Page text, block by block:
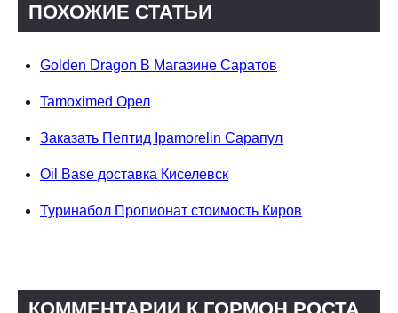
ПОХОЖИЕ СТАТЬИ
Golden Dragon В Магазине Саратов
Tamoximed Орел
Заказать Пептид Ipamorelin Сарапул
Oil Base доставка Киселевск
Туринабол Пропионат стоимость Киров